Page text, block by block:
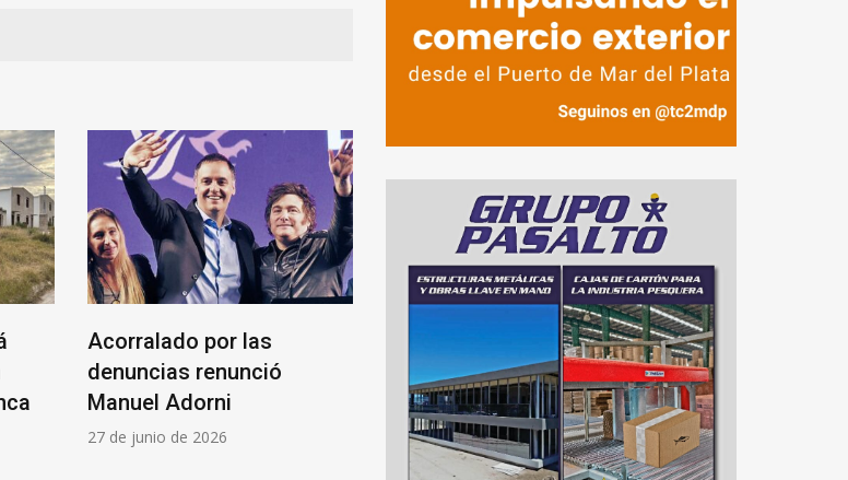
Acorralado por las
denuncias renunció
Manuel Adorni
27 de junio de 2026
Maximiliano Abad:
“Tenemos que defender y
apuntalar a las pymes»
25 de junio de 2026
Walter Correa:
Provincia
trabajo y la
sobre puertos y
6 de agosto de 2026